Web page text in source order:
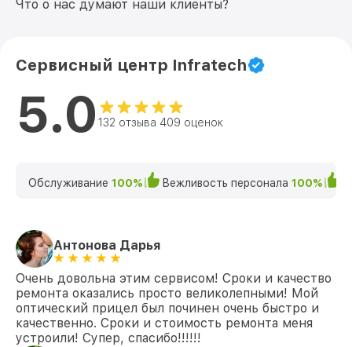
Что о нас думают наши клиенты?
Сервисный центр Infratech
5.0 132 отзыва 409 оценок
Обслуживание 100% Вежливость персонала 100%
Антонова Дарья
Очень довольна этим сервисом! Сроки и качество
ремонта оказались просто великолепными! Мой
оптический прицел был починен очень быстро и
качественно. Сроки и стоимость ремонта меня
устроили! Супер, спасибо!!!!!!